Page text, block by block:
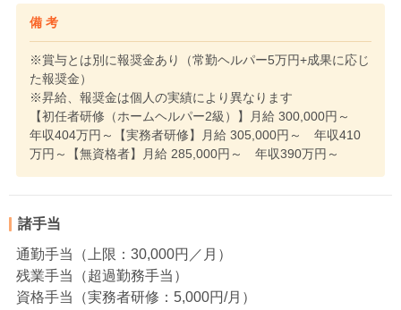
備 考
※賞与とは別に報奨金あり（常勤ヘルパー5万円+成果に応じ
た報奨金）
※昇給、報奨金は個人の実績により異なります
【初任者研修（ホームヘルパー2級）】月給 300,000円～
年収404万円～【実務者研修】月給 305,000円～ 年収410
万円～【無資格者】月給 285,000円～ 年収390万円～
諸手当
通勤手当（上限：30,000円／月）
残業手当（超過勤務手当）
資格手当（実務者研修：5,000円/月）